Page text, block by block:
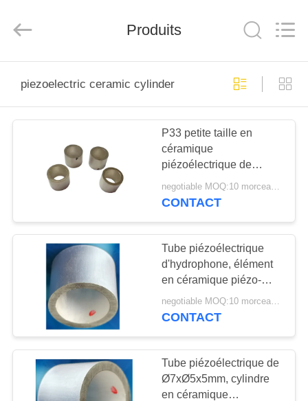
PRODUITS
SUJET
NOUS
VISITE
D'USINE
CONTRÔLE
DE
QUALITÉ
Co.,
Reserved.
Produits
piezoelectric ceramic cylinder
P33 petite taille en
céramique
piézoélectrique de
fréquence du cylindre
98KHZ pour les
negotiable MOQ:10 morceaux/morceaux
CONTACT
Tube piézoélectrique
d'hydrophone, élément
en céramique piézo-
électrique
Ø6.35xØ4.9x6.35mm de
negotiable MOQ:10 morceaux/morceaux
CONTACT
Tube piézoélectrique de
Ø7xØ5x5mm, cylindre
en céramique